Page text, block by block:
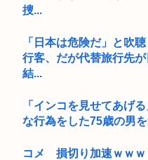
捜...
「日本は危険だ」と吹
行客、だが代替旅行先
結...
「インコを見せてあげ
な行為をした75歳の男
コメ 損切り加速ｗｗｗ